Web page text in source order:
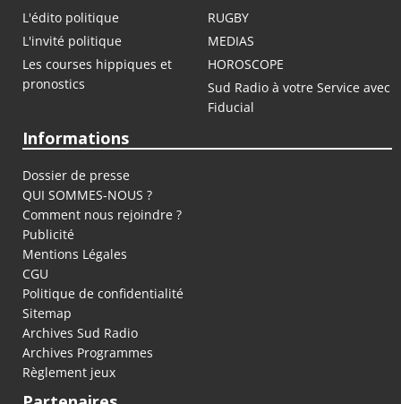
L'édito politique
RUGBY
L'invité politique
MEDIAS
Les courses hippiques et
pronostics
HOROSCOPE
Sud Radio à votre Service avec
Fiducial
Informations
Dossier de presse
QUI SOMMES-NOUS ?
Comment nous rejoindre ?
Publicité
Mentions Légales
CGU
Politique de confidentialité
Sitemap
Archives Sud Radio
Archives Programmes
Règlement jeux